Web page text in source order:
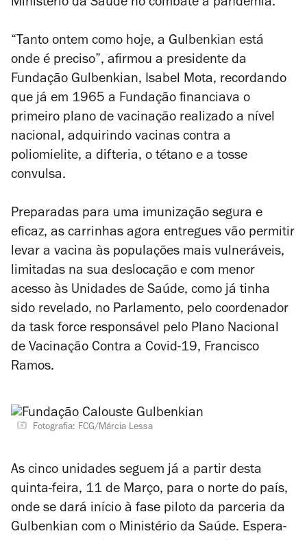
Ministério da Saúde no combate à pandemia.
“Tanto ontem como hoje, a Gulbenkian está
onde é preciso”, afirmou a presidente da
Fundação Gulbe­­nkian, Isabel Mota, recordando
que já em 1965 a Fundação financiava o
primeiro plano de vacinação realizado a nível
nacional, adquirindo vacinas contra a
poliomielite, a difteria, o tétano e a tosse
convulsa.
Preparadas para uma imunização segura e
eficaz, as carrinhas agora entregues vão permitir
levar a vacina às populações mais vulneráveis,
limitadas na sua deslocação e com menor
acesso às Unidades de Saúde, como já tinha
sido revelado, no Parlamento, pelo coordenador
da task force responsável pelo Plano Nacional
de Vacinação Contra a Covid-19, Francisco
Ramos.
Fotografia: FCG/Márcia Lessa
As cinco unidades seguem já a partir desta
quinta-feira, 11 de Março, para o norte do país,
onde se dará início à fase piloto da parceria da
Gulbenkian com o Ministério da Saúde. Espera-